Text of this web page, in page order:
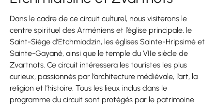
Dans le cadre de ce circuit culturel, nous visiterons le
centre spirituel des Arméniens et l’église principale, le
Saint-Siège d’Etchmiadzin, les églises Sainte-Hripsimé et
Sainte-Gayané, ainsi que le temple du VIIe siècle de
Zvartnots. Ce circuit intéressera les touristes les plus
curieux, passionnés par l’architecture médiévale, l’art, la
religion et l’histoire. Tous les lieux inclus dans le
programme du circuit sont protégés par le patrimoine